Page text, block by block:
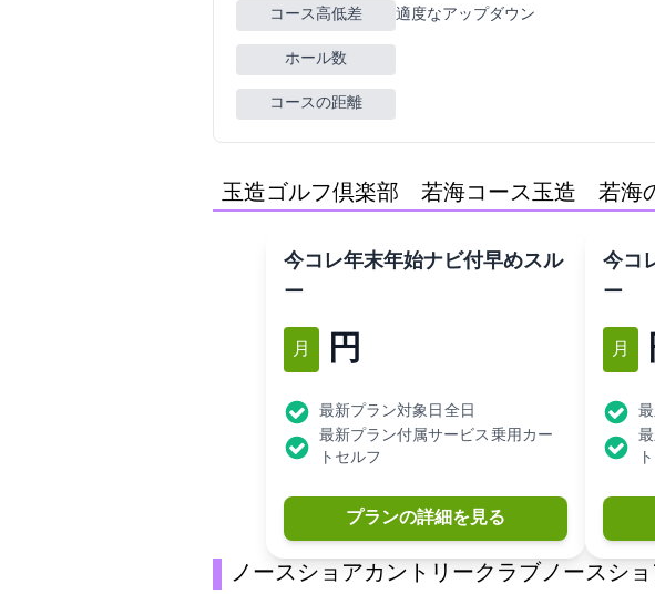
コース高低差 適度なアップダウン
ホール数
コースの距離
玉造ゴルフ倶楽部 若海コース(玉造GC 若海
[今コレ][年末年始]ナビ付/早めスル
ー*
12月 12,300円
最新プラン対象日: 全日
最新プラン付属サービス: 乗用カー
トセルフ
プランの詳細を見る
[今コ
ー*
12月
ノースショアカントリークラブ(ノースショア